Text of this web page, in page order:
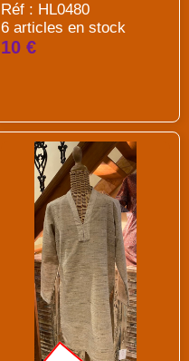
Réf : HL0480
6 articles en stock
10 €